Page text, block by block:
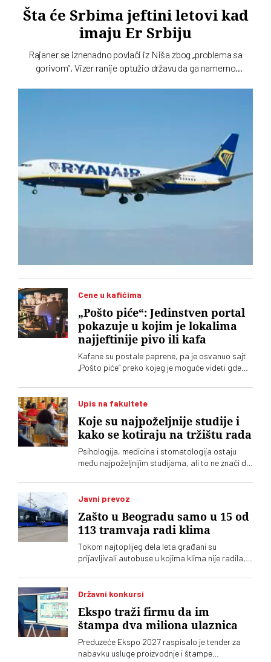
Šta će Srbima jeftini letovi kad
imaju Er Srbiju
Rajaner se iznenadno povlači iz Niša zbog „problema sa
gorivom“. Vizer ranije optužio državu da ga namerno
Cene u kafićima
„Pošto piće“: Jedinstven portal
pokazuje u kojim je lokalima
najjeftinije pivo ili kafa
Kafane su postale paprene, pa je osvanuo sajt
„Pošto piće“ preko kojeg je moguće videti gde
Upis na fakultete
Koje su najpoželjnije studije i
kako se kotiraju na tržištu rada
Psihologija, medicina i stomatologija ostaju
među najpoželjnijim studijama, ali to ne znači da
oglasa za posao pokazuje da su potrebe
poslodavaca često drugačije od izbora koje
Javni prevoz
Zašto u Beogradu samo u 15 od
113 tramvaja radi klima
Tokom najtoplijeg dela leta građani su
prijavljivali autobuse u kojima klima nije radila,
nakon ulaska kontrole. Ispostavilo se da ni u
mnogim tramvajima ne radi klima
Državni konkursi
Ekspo traži firmu da im
štampa dva miliona ulaznica
Preduzeće Ekspo 2027 raspisalo je tender za
nabavku usluge proizvodnje i štampe